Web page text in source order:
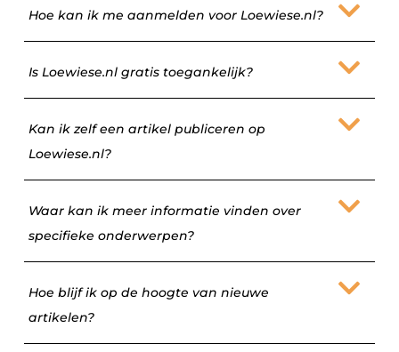
Hoe kan ik me aanmelden voor Loewiese.nl?
Is Loewiese.nl gratis toegankelijk?
Kan ik zelf een artikel publiceren op
Loewiese.nl?
Waar kan ik meer informatie vinden over
specifieke onderwerpen?
Hoe blijf ik op de hoogte van nieuwe
artikelen?